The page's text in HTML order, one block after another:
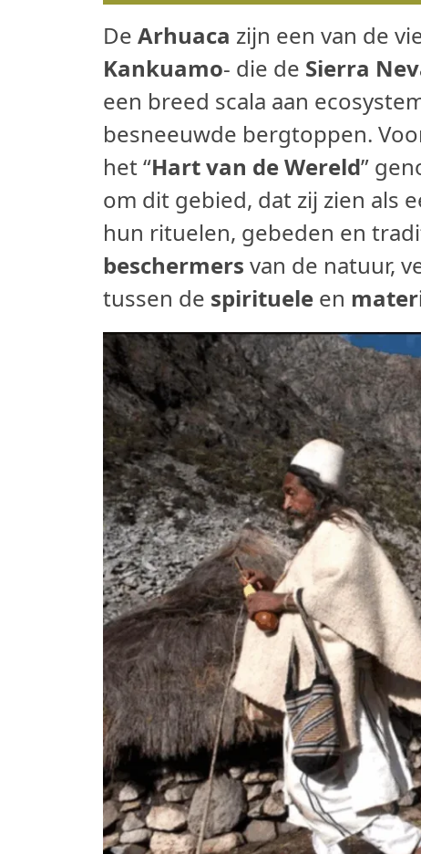
DeArhuaca zijn een van de
Kankuamo- die de Sierra
een breed scala aan
besneeuwde bergtoppen.
het “Hart van de Wereld”
om dit gebied, dat zij zien als
hun rituelen, gebeden en
beschermers van de natuur,
tussen de spirituele en